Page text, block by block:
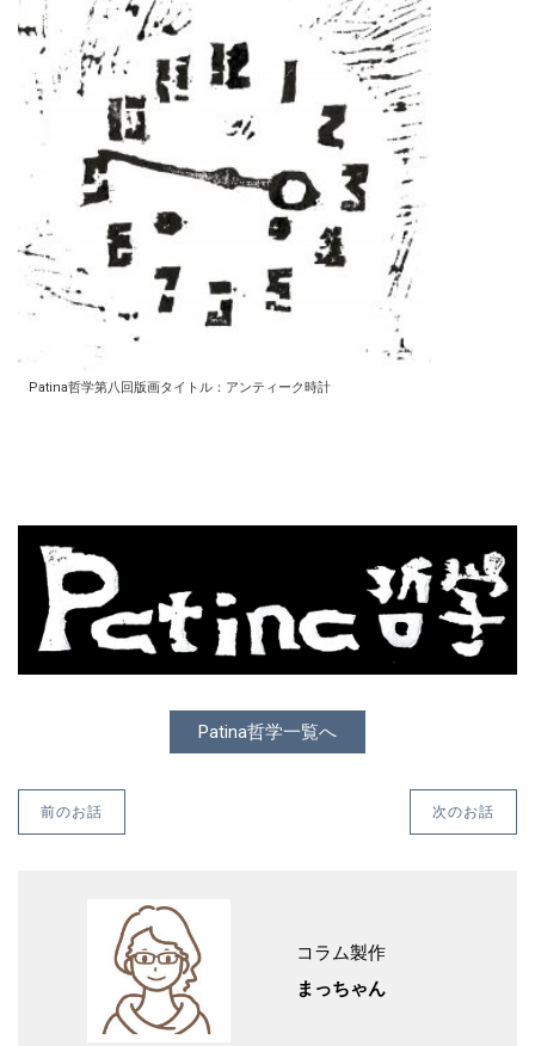
Patina哲学第八回版画タイトル：アンティーク時計
Patina哲学一覧へ
前のお話 次のお話
コラム製作
まっちゃん